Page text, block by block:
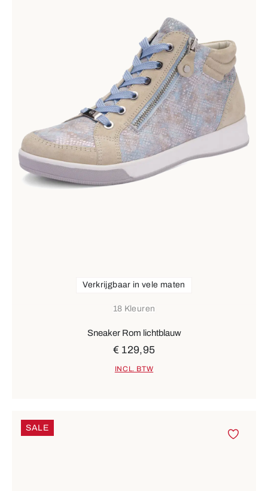
18 Kleuren
Verkrijgbaar in vele maten
Sneaker Rom lichtblauw
€ 129,95
INCL. BTW
SALE